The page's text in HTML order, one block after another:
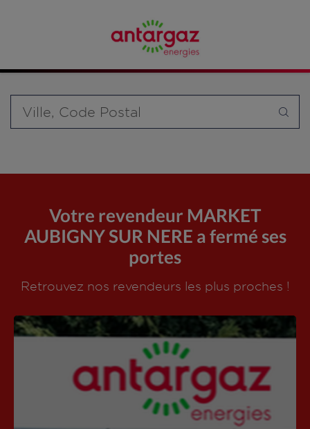
bouteille souhaité et le type de point de vente (revendeur /
distributeur automatique de bouteilles de gaz ou station GPL
carburant)
Votre revendeur MARKET
AUBIGNY SUR NERE a fermé ses
portes
Retrouvez nos revendeurs les plus proches !